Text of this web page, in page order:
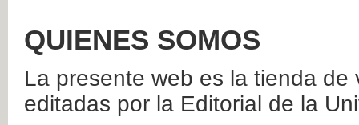
QUIENES SOMOS
La presente web es la tienda
editadas por la Editorial de la